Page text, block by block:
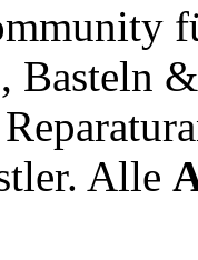
Basteln
Alle